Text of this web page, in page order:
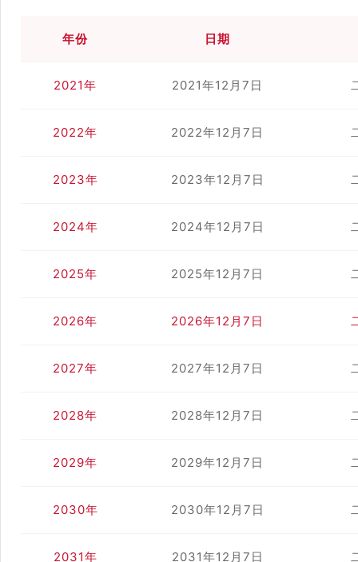
年份 日期
2021年 2021年12月7日
2022年 2022年12月7日
2023年 2023年12月7日
2024年 2024年12月7日
2025年 2025年12月7日
2026年 2026年12月7日
2027年 2027年12月7日
2028年 2028年12月7日
2029年 2029年12月7日
2030年 2030年12月7日
2031年 2031年12月7日